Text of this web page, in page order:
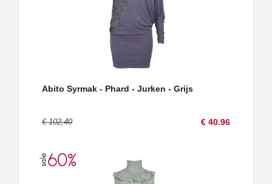
Abito Syrmak - Phard - Jurken - Grijs
€ 102,40 € 40.96